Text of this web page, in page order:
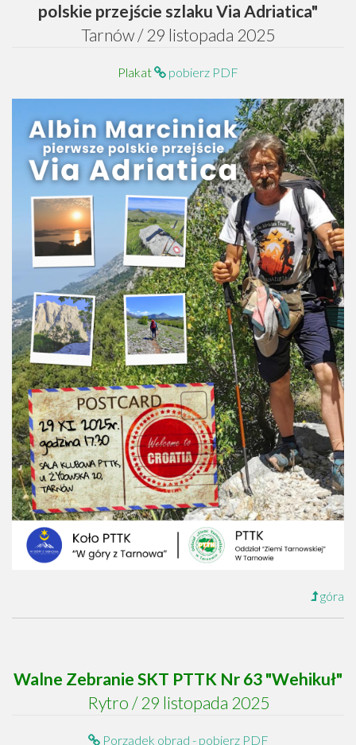
polskie przejście szlaku Via Adriatica"
Tarnów / 29 listopada 2025
Plakat pobierz PDF
góra
Walne Zebranie SKT PTTK Nr 63 "Wehikuł"
Rytro / 29 listopada 2025
Porządek obrad - pobierz PDF